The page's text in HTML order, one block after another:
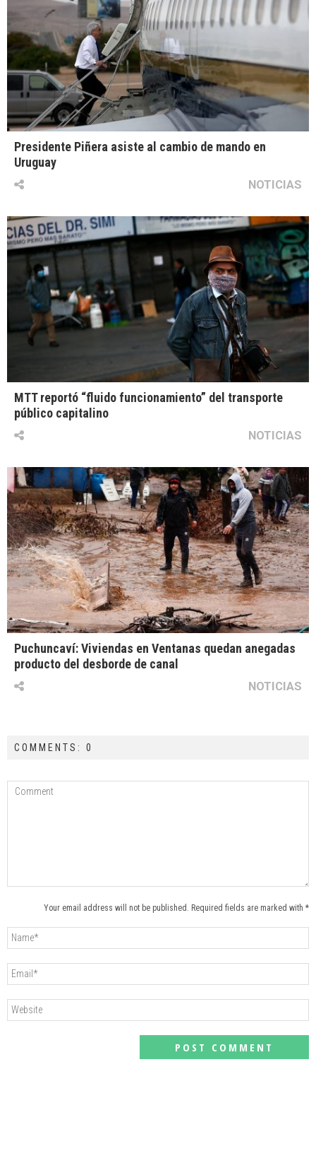
Presidente Piñera asiste al cambio de mando en
Uruguay
NOTICIAS
MTT reportó “fluido funcionamiento” del transporte
público capitalino
NOTICIAS
Puchuncaví: Viviendas en Ventanas quedan anegadas
producto del desborde de canal
NOTICIAS
COMMENTS: 0
Your email address will not be published. Required fields are marked with *